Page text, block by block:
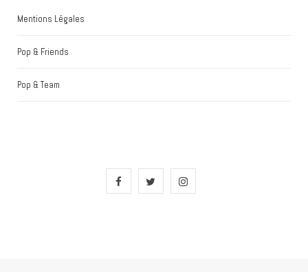
Mentions Légales
Pop & Friends
Pop & Team
F
I